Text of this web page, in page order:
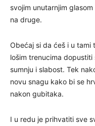
svojim unutarnjim
na druge.
Obećaj si da ćeš i u tami
lošim trenucima
sumnju i slabost. Tek
novu snagu kako bi se
nakon gubitaka.
I u redu je prihvatiti sve